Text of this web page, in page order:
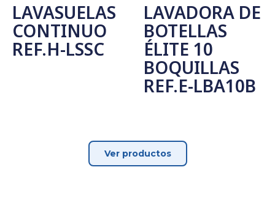
LAVASUELAS
CONTINUO
REF.H-LSSC
LAVADORA DE
BOTELLAS
ÉLITE 10
BOQUILLAS
REF.E-LBA10B
Ver productos